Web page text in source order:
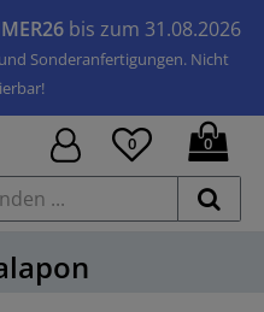
bis zum 31.08.2026
Sonderanfertigungen. Nicht
0 0